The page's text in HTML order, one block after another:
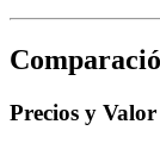
Precios y Valor